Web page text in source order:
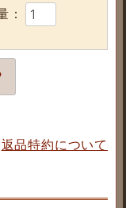
返品特約について